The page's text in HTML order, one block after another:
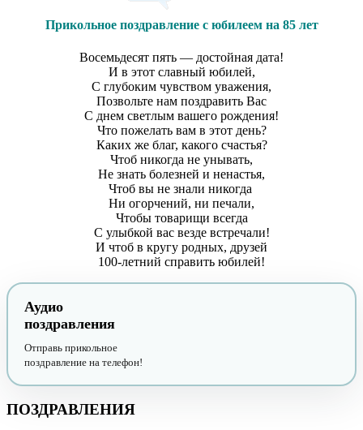
Прикольное поздравление с юбилеем на 85 лет
Восемьдесят пять — достойная дата!
И в этот славный юбилей,
С глубоким чувством уважения,
Позвольте нам поздравить Вас
С днем светлым вашего рождения!
Что пожелать вам в этот день?
Каких же благ, какого счастья?
Чтоб никогда не унывать,
Не знать болезней и ненастья,
Чтоб вы не знали никогда
Ни огорчений, ни печали,
Чтобы товарищи всегда
С улыбкой вас везде встречали!
И чтоб в кругу родных, друзей
100-летний справить юбилей!
Аудио
поздравления
Отправь прикольное
поздравление на телефон!
ПОЗДРАВЛЕНИЯ